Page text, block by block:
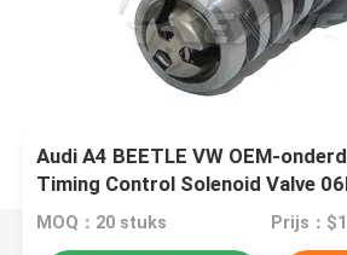
Audi A4 BEETLE VW OEM-
Timing Control Solenoid Valve
MOQ：20 stuks